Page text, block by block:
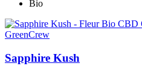
Bio
Sapphire Kush